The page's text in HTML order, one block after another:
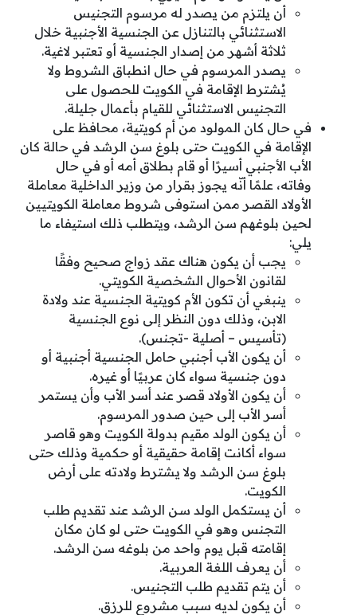
أن يلتزم من يصدر له مرسوم التجنيس
الاستثنائي بالتنازل عن الجنسية الأجنبية خلال
ثلاثة أشهر من إصدار الجنسية أو تعتبر لاغية.
يصدر المرسوم في حال انطباق الشروط ولا
يُشترط الإقامة في الكويت للحصول على
التجنيس الاستثنائي للقيام بأعمال جليلة.
في حال كان المولود من أم كويتية، محافظ على
الإقامة في الكويت حتى بلوغ سن الرشد في حالة كان
الأب الأجنبي أسيرًا أو قام بطلاق أمه أو في حال
وفاته، علمًا أنّه يجوز بقرار من وزير الداخلية معاملة
الأولاد القصر ممن استوفى شروط معاملة الكويتيين
لحين بلوغهم سن الرشد، ويتطلب ذلك استيفاء ما
يلي:
يجب أن يكون هناك عقد زواج صحيح وفقًا
لقانون الأحوال الشخصية الكويتي.
ينبغي أن تكون الأم كويتية الجنسية عند ولادة
الابن، وذلك دون النظر إلى نوع الجنسية
(تأسيس – أصلية -تجنس).
أن يكون الأب أجنبي حامل الجنسية أجنبية أو
دون جنسية سواء كان عربيًا أو غيره.
أن يكون الأولاد قصر عند أسر الأب وأن يستمر
أسر الأب إلى حين صدور المرسوم.
أن يكون الولد مقيم بدولة الكويت وهو قاصر
سواء أكانت إقامة حقيقية أو حكمية وذلك حتى
بلوغ سن الرشد ولا يشترط ولادته على أرض
الكويت.
أن يستكمل الولد سن الرشد عند تقديم طلب
التجنس وهو في الكويت حتى لو كان مكان
إقامته قبل يوم واحد من بلوغه سن الرشد.
أن يعرف اللغة العربية.
أن يتم تقديم طلب التجنيس.
أن يكون لديه سبب مشروع للرزق.